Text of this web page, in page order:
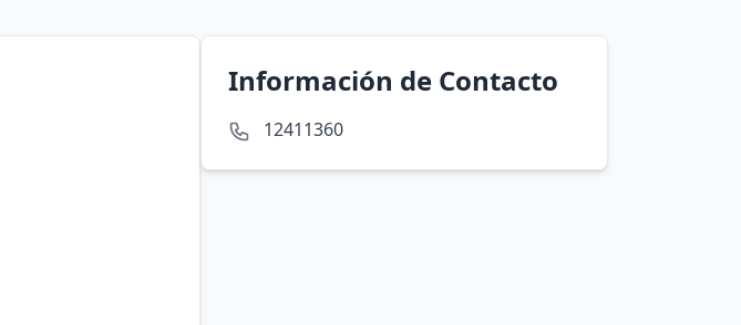
Información de Contacto
12411360